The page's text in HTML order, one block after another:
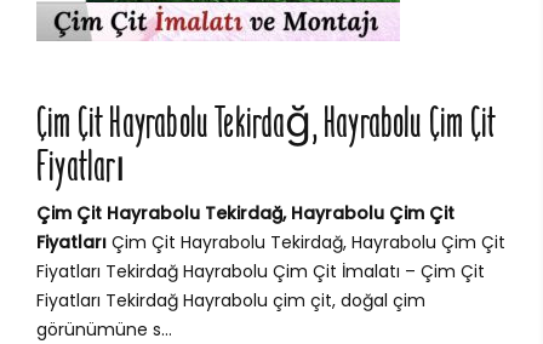
Çim Çit Hayrabolu Tekirdağ, Hayrabolu Çim Çit
Fiyatları
Çim Çit Hayrabolu Tekirdağ, Hayrabolu Çim Çit
Fiyatları Çim Çit Hayrabolu Tekirdağ, Hayrabolu Çim Çit
Fiyatları Tekirdağ Hayrabolu Çim Çit İmalatı – Çim Çit
Fiyatları Tekirdağ Hayrabolu çim çit, doğal çim
görünümüne s...